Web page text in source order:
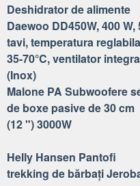
Deshidrator de alimente
Daewoo DD450W, 400 W,
tavi, temperatura reglabila
35-70°C, ventilator
(Inox)
Malone PA Subwoofere
de boxe pasive de 30 cm
(12 ") 3000W
Helly Hansen Pantofi
trekking de bărbați